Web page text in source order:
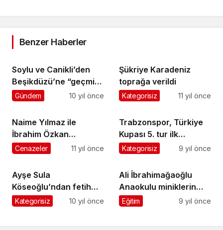
Benzer Haberler
Soylu ve Canikli’den
Beşikdüzü’ne “geçmiş
olsun ziyareti”
Gündem 10 yıl önce
Şükriye Karadeniz
toprağa verildi
Kategorisiz 11 yıl önce
Naime Yılmaz ile
İbrahim Özkan
Üzümözü’nde toprağa
Cenazeler 11 yıl önce
Trabzonspor, Türkiye
Kupası 5. tur ilk
maçında deplasmanda
mağlup etti
Kategorisiz 9 yıl önce
Ayşe Sula
Köseoğlu’ndan fetih
mesajı
Kategorisiz 10 yıl önce
Ali İbrahimağaoğlu
Anaokulu miniklerin
hünerlerini sergiledi
Eğitim 9 yıl önce